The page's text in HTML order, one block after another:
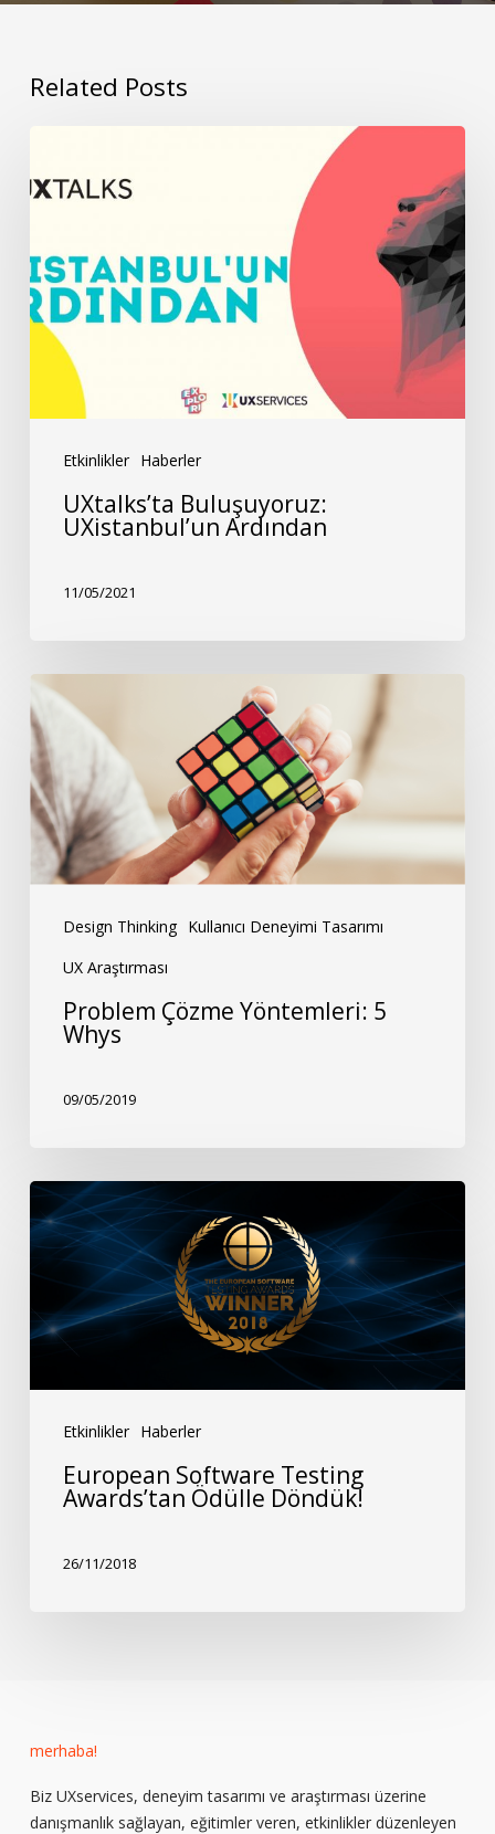
Related Posts
Etkinlikler Haberler
Buluşuyoruz:
Ardından
UXtalks’ta Buluşuyoruz:
UXistanbul’un Ardından
11/05/2021
Design Thinking Kullanıcı Deneyimi Tasarımı
UX Araştırması
Problem
Çözme
Yöntemleri:
5
Whys
Problem Çözme Yöntemleri: 5
Whys
09/05/2019
Etkinlikler Haberler
European
Software
Testing
Awards’tan
Ödülle
European Software Testing
Awards’tan Ödülle Döndük!
26/11/2018
merhaba!
Biz UXservices, deneyim tasarımı ve araştırması üzerine
danışmanlık sağlayan, eğitimler veren, etkinlikler düzenleyen